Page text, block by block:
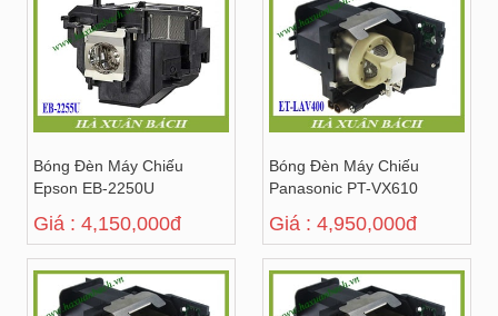
Bóng Đèn Máy Chiếu
Epson EB-2250U
Giá : 4,150,000đ
Bóng Đèn Máy Chiếu
Panasonic PT-VX610
Giá : 4,950,000đ